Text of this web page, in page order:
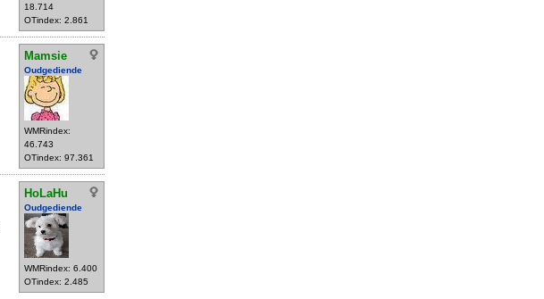
18.714
OTindex: 2.861
Mamsie
Oudgediende
WMRindex:
46.743
OTindex: 97.361
HoLaHu
Oudgediende
WMRindex: 6.400
OTindex: 2.485